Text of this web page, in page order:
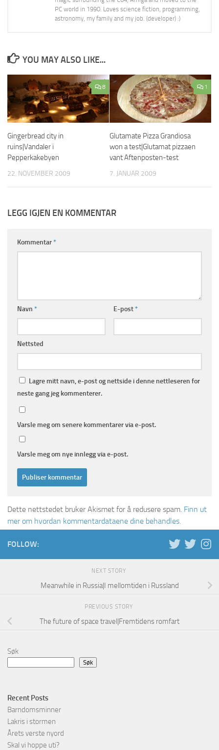
PC world in 1990. Loves science fiction, programming,
astronomy, my family and my job. (developer) :)
YOU MAY ALSO LIKE...
8
Gingerbread city in
ruins|Vandaler i
Pepperkakebyen
22. NOVEMBER 2009
1
Glutamate Pizza Grandiosa
won a test|Glutamat pizzaen
vant Aftenposten-test
7. JANUAR 2009
LEGG IGJEN EN KOMMENTAR
Kommentar*
Navn * E-post*
Nettsted
Lagre mitt navn, e-post og nettside i denne nettleseren for
neste gang jeg kommenterer.
Varsle meg om senere kommentarer via e-post.
Varsle meg om nye innlegg via e-post.
Dette nettstedet bruker Akismet for å redusere spam. Finn ut
mer om hvordan kommentardataene dine behandles.
FOLLOW:
NEXT STORY
Meanwhile in Russia|I mellomtiden i Russland
PREVIOUS STORY
The future of space travel|Fremtidens romfart
Søk
Søk
Recent Posts
Barndomsminner
Lakris i stormen
Årets verste nyord
Skal vi hoppe uti?